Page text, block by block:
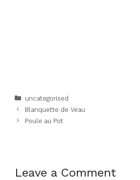
Categories
uncategorised
Blanquette de Veau
Poule au Pot
Leave a Comment